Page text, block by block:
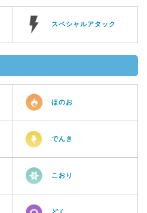
スペシャルアタック
ほのお
でんき
こおり